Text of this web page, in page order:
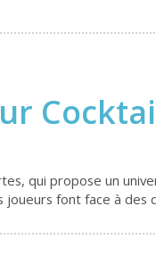
qui propose un
font face à